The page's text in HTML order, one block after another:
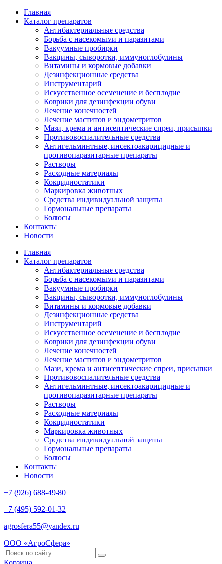
Главная
Каталог препаратов
Антибактериальные средства
Борьба с насекомыми и паразитами
Вакуумные пробирки
Вакцины, сыворотки, иммуноглобулины
Витамины и кормовые добавки
Дезинфекционные средства
Инструментарий
Искусственное осеменение и бесплодие
Коврики для дезинфекции обуви
Лечение конечностей
Лечение маститов и эндометритов
Мази, крема и антисептические спреи, присыпки
Противовоспалительные средства
Антигельминтные, инсектоакарицидные и
противопаразитарные препараты
Растворы
Расходные материалы
Кокцидиостатики
Маркировка животных
Средства индивидуальной защиты
Гормональные препараты
Болюсы
Контакты
Новости
Главная
Каталог препаратов
Антибактериальные средства
Борьба с насекомыми и паразитами
Вакуумные пробирки
Вакцины, сыворотки, иммуноглобулины
Витамины и кормовые добавки
Дезинфекционные средства
Инструментарий
Искусственное осеменение и бесплодие
Коврики для дезинфекции обуви
Лечение конечностей
Лечение маститов и эндометритов
Мази, крема и антисептические спреи, присыпки
Противовоспалительные средства
Антигельминтные, инсектоакарицидные и
противопаразитарные препараты
Растворы
Расходные материалы
Кокцидиостатики
Маркировка животных
Средства индивидуальной защиты
Гормональные препараты
Болюсы
Контакты
Новости
+7 (926) 688-49-80
+7 (495) 592-01-32
agrosfera55@yandex.ru
ООО «АгроСфера»
Корзина